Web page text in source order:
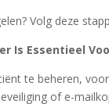
Volg deze
Is Essentieel
te beheren,
of e-